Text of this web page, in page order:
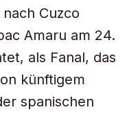
Cuzco
Amaru am 24.
als Fanal, das
künftigem
spanischen